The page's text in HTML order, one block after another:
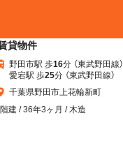
貸物件
野田市駅 歩16分 （東武野田線）
愛宕駅 歩25分 （東武野田線）
千葉県野田市上花輪新町
建 / 36年3ヶ月 / 木造